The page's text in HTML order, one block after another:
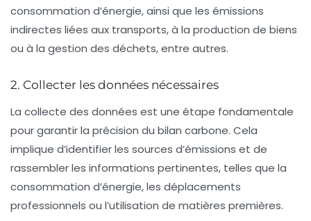
consommation d’énergie, ainsi que les émissions
indirectes liées aux transports, à la production de biens
ou à la gestion des déchets, entre autres.
2. Collecter les données nécessaires
La collecte des données est une étape fondamentale
pour garantir la précision du bilan carbone. Cela
implique d’identifier les sources d’émissions et de
rassembler les informations pertinentes, telles que la
consommation d’énergie, les déplacements
professionnels ou l’utilisation de matières premières.